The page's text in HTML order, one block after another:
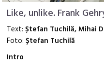
Like, unlike. Frank
Text:Ștefan Tuchilă, Mihai
Foto:Ștefan Tuchilă
Intro